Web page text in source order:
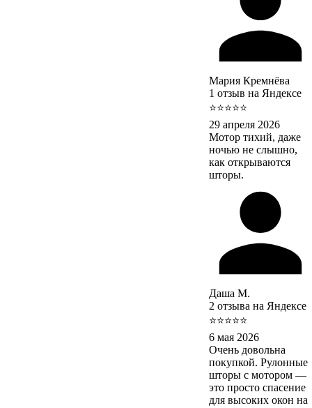
Мария Кремнёва
1 отзыв на Яндексе
⭐⭐⭐⭐⭐
29 апреля 2026
Мотор тихий, даже
ночью не слышно,
как открываются
шторы.
Даша М.
2 отзыва на Яндексе
⭐⭐⭐⭐⭐
6 мая 2026
Очень довольна
покупкой. Рулонные
шторы с мотором —
это просто спасение
для высоких окон на